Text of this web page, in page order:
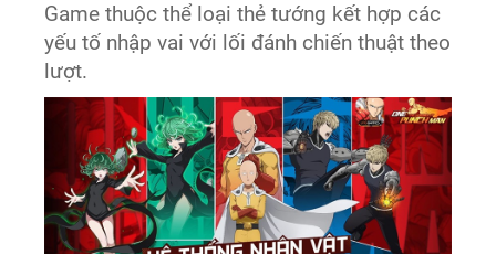
Game thuộc thể loại thẻ tướng kết hợp các
yếu tố nhập vai với lối đánh chiến thuật theo
lượt.